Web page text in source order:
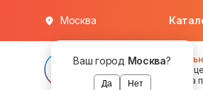
Ваш город Москва?
Да Нет
Москва
хорошие
в наличии
в наличии